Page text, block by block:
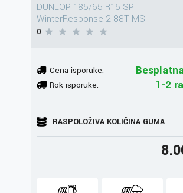
DUNLOP 185/65 R15 SP
WinterResponse 2 88T MS
0
Cena isporuke:
Rok isporuke: 1-2
RASPOLOŽIVA KOLIČINA GUMA